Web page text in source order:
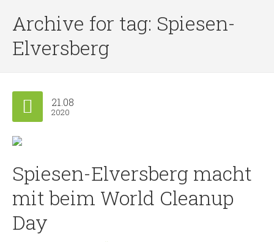
Archive for tag: Spiesen-
Elversberg
21.08
2020
Spiesen-Elversberg macht
mit beim World Cleanup
Day